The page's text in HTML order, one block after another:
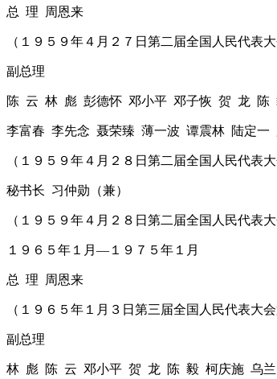
总 理 周恩来
（１９５９年４月２７日第二届全国人民代表
副总理
陈 云 林 彪 彭德怀 邓小平 邓子恢 贺 龙 陈
李富春 李先念 聂荣臻 薄一波 谭震林 陆定一
（１９５９年４月２８日第二届全国人民代表
秘书长 习仲勋（兼）
（１９５９年４月２８日第二届全国人民代表
１９６５年１月―１９７５年１月
总 理 周恩来
（１９６５年１月３日第三届全国人民代表大
副总理
林 彪 陈 云 邓小平 贺 龙 陈 毅 柯庆施 乌兰